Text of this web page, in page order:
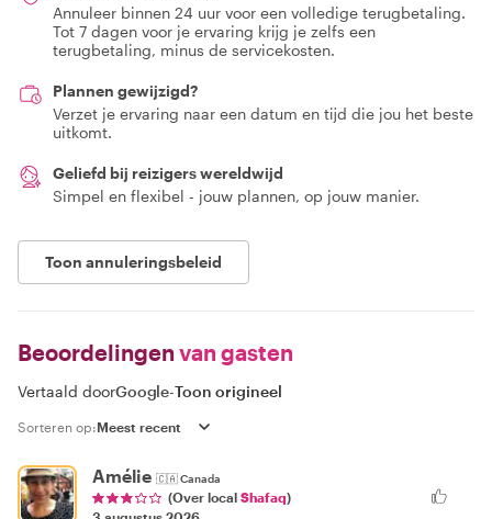
Annuleer binnen 24 uur voor een volledige terugbetaling.
Tot 7 dagen voor je ervaring krijg je zelfs een
terugbetaling, minus de servicekosten.
Plannen gewijzigd?
Verzet je ervaring naar een datum en tijd die jou het beste
uitkomt.
Geliefd bij reizigers wereldwijd
Simpel en flexibel - jouw plannen, op jouw manier.
Toon annuleringsbeleid
Beoordelingen van gasten
Vertaald doorGoogle-Toon origineel
Sorteren op:
Amélie 🇨🇦Canada
(Over local Shafaq)